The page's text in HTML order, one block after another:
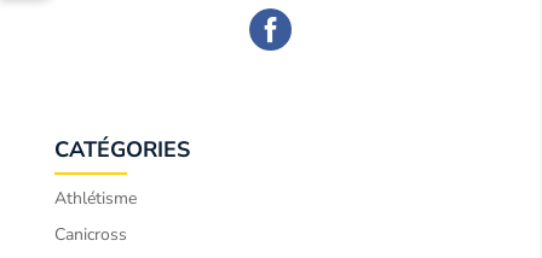
CATÉGORIES
Athlétisme
Canicross